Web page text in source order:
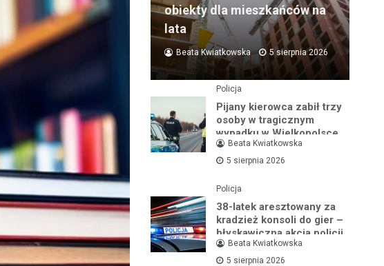
obiekty dla mieszkańców na
lata
Beata Kwiatkowska 5 sierpnia 2026
Policja
Pijany kierowca zabił trzy
osoby w tragicznym
wypadku w Wielkopolsce
Beata Kwiatkowska
5 sierpnia 2026
Policja
38-latek aresztowany za
kradzież konsoli do gier –
błyskawiczna akcja policji
Beata Kwiatkowska
5 sierpnia 2026